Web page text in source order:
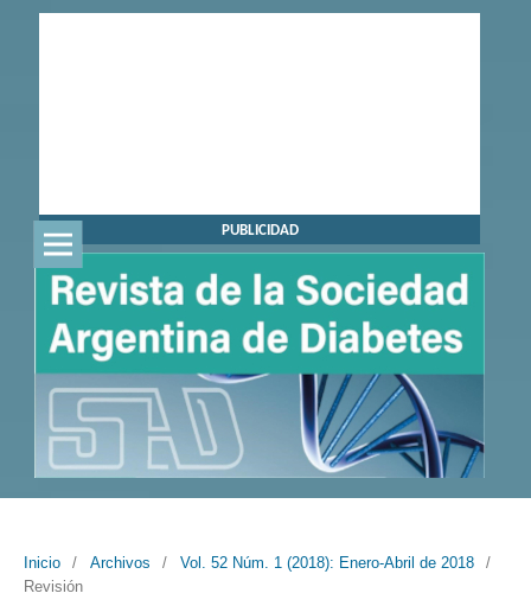
PUBLICIDAD
Inicio / Archivos / Vol. 52 Núm. 1 (2018): Enero-Abril de 2018
/
Revisión